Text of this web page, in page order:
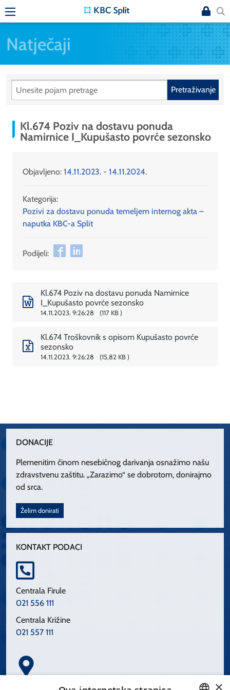
Natječaji
Pretraživanje
Kl.674 Poziv na dostavu ponuda
Namirnice I_Kupušasto povrće sezonsko
Objavljeno: 14.11.2023. - 14.11.2024.
Kategorija:
Pozivi za dostavu ponuda temeljem internog akta –
naputka KBC-a Split
Podijeli:
Kl.674 Poziv na dostavu ponuda Namirnice
I_Kupušasto povrće sezonsko
14.11.2023. 9:26:28 117 KB
Kl.674 Troškovnik s opisom Kupušasto povrće
sezonsko
14.11.2023. 9:26:28 15,82 KB
DONACIJE
Plemenitim činom nesebičnog darivanja osnažimo našu
zdravstvenu zaštitu. „Zarazimo“ se dobrotom, donirajmo
od srca.
Želim donirati
KONTAKT PODACI
Centrala Firule
021 556 111
Centrala Križine
021 557 111
Spinčićeva 1, 21000 Split ×